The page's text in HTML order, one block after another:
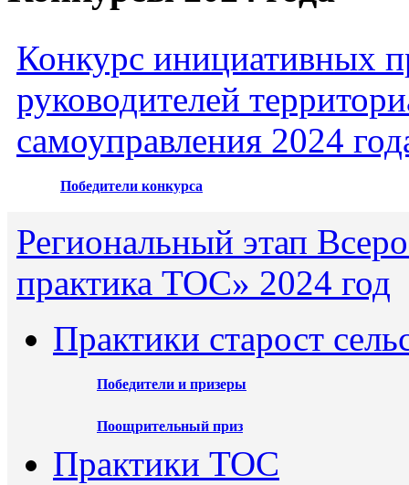
Конкурс инициативных
руководителей
самоуправления 2024
Победители конкурса
Региональный этап
практика ТОС» 2024 год
Практики старост
Победители и призеры
Поощрительный приз
Практики ТОС